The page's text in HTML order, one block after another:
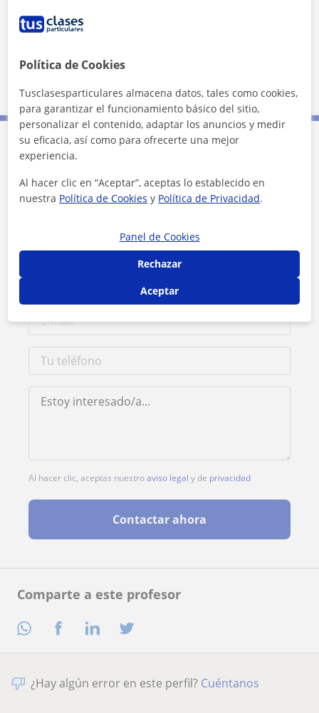
Comparte a este profesor
Alaquàs
Torrent (Valencia)
Contacta con Vera
Tarifa 25€/h
Al hacer clic, aceptas nuestroaviso legal y de privacidad
Contactar ahora
¿Hay algún error en este perfil? Cuéntanos
Política de Cookies
Tusclasesparticulares almacena datos, tales como cookies,
para garantizar el funcionamiento básico del sitio,
personalizar el contenido, adaptar los anuncios y medir
su eficacia, así como para ofrecerte una mejor
experiencia.
Al hacer clic en “Aceptar”, aceptas lo establecido en
nuestra Política de Cookies y Política de Privacidad.
Panel de Cookies
Rechazar
Aceptar